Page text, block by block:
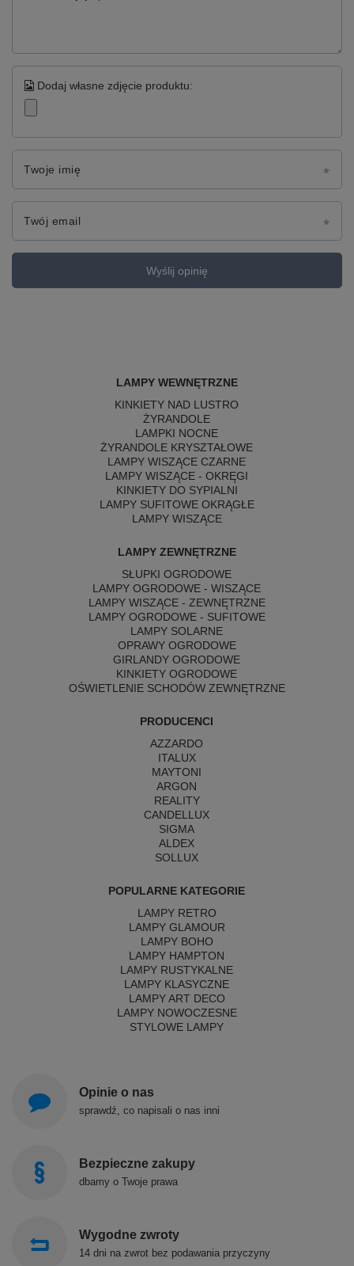
Dodaj własne zdjęcie produktu:
Twoje imię
Twój email
Wyślij opinię
LAMPY WEWNĘTRZNE
KINKIETY NAD LUSTRO
ŻYRANDOLE
LAMPKI NOCNE
ŻYRANDOLE KRYSZTAŁOWE
LAMPY WISZĄCE CZARNE
LAMPY WISZĄCE - OKRĘGI
KINKIETY DO SYPIALNI
LAMPY SUFITOWE OKRĄGŁE
LAMPY WISZĄCE
LAMPY ZEWNĘTRZNE
SŁUPKI OGRODOWE
LAMPY OGRODOWE - WISZĄCE
LAMPY WISZĄCE - ZEWNĘTRZNE
LAMPY OGRODOWE - SUFITOWE
LAMPY SOLARNE
OPRAWY OGRODOWE
GIRLANDY OGRODOWE
KINKIETY OGRODOWE
OŚWIETLENIE SCHODÓW ZEWNĘTRZNE
PRODUCENCI
AZZARDO
ITALUX
MAYTONI
ARGON
REALITY
CANDELLUX
SIGMA
ALDEX
SOLLUX
POPULARNE KATEGORIE
LAMPY RETRO
LAMPY GLAMOUR
LAMPY BOHO
LAMPY HAMPTON
LAMPY RUSTYKALNE
LAMPY KLASYCZNE
LAMPY ART DECO
LAMPY NOWOCZESNE
STYLOWE LAMPY
Opinie o nas
sprawdź, co napisali o nas inni
Bezpieczne zakupy
dbamy o Twoje prawa
Wygodne zwroty
14 dni na zwrot bez podawania przyczyny